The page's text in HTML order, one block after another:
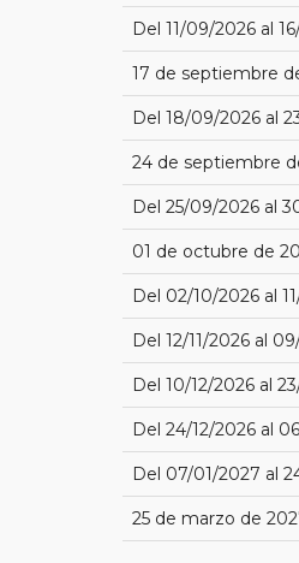
Del 11/09/2026 al
17 de septiembre
Del 18/09/2026 al
24 de septiembre
Del 25/09/2026 al
01 de octubre de
Del 02/10/2026 al
Del 12/11/2026 al
Del 10/12/2026 al
Del 24/12/2026 al
Del 07/01/2027 al
25 de marzo de